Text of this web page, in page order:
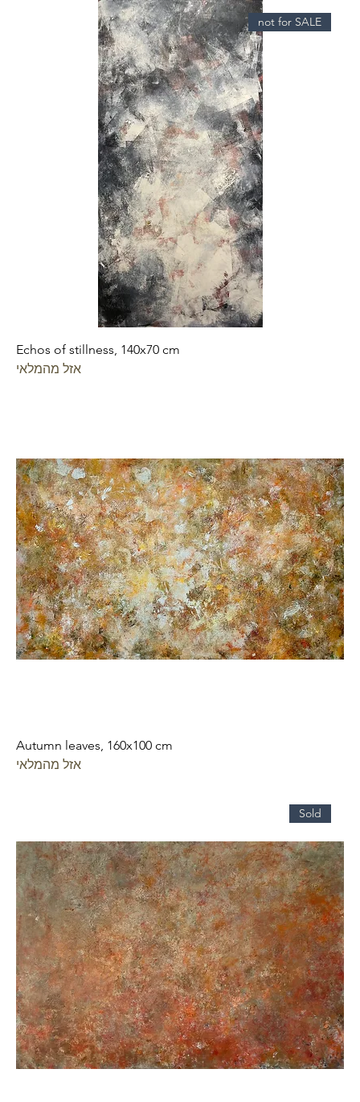
not for SALE
Echos of stillness, 140x70 cm
אזל מהמלאי
Autumn leaves, 160x100 cm
אזל מהמלאי
Sold